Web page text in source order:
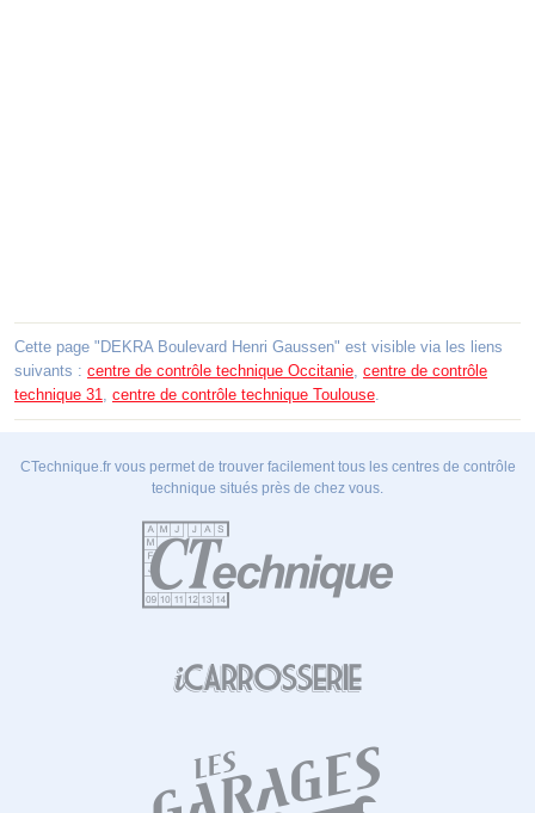
Cette page "DEKRA Boulevard Henri Gaussen" est visible via les liens
suivants : centre de contrôle technique Occitanie centre de contrôle
technique 31
centre de contrôle technique Toulouse
CTechnique.fr vous permet de trouver facilement tous les centres de contrôle
technique situés près de chez vous.